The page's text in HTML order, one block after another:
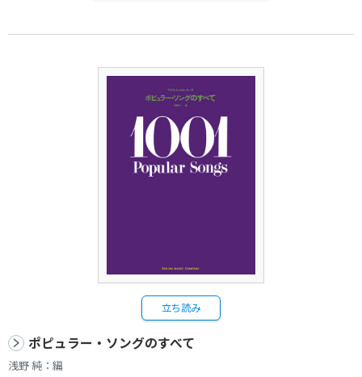
立ち読み
ポピュラー・ソングのすべて
浅野 純：編